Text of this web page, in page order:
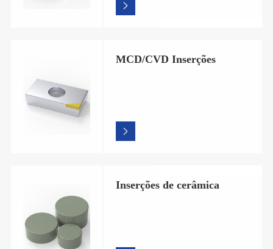

MCD/CVD Inserções

Inserções de cerâmica